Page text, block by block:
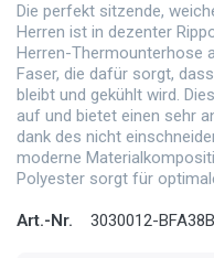
Die perfekt sitzende,
Herren ist in dezenter
Herren-Thermounterhose
Faser, die dafür sorgt,
bleibt und gekühlt wird.
auf und bietet einen sehr
dank des nicht
moderne
Polyester sorgt für
Art.-Nr. 3030012-